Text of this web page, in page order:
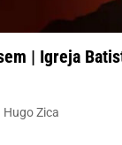
| Igreja
Hugo Zica